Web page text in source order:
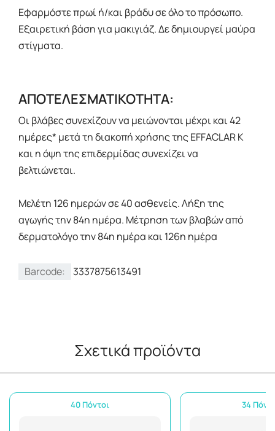
Εφαρμόστε πρωί ή/και βράδυ σε όλο το πρόσωπο.
Εξαιρετική βάση για μακιγιάζ. Δε δημιουργεί μαύρα
στίγματα.
ΑΠΟΤΕΛΕΣΜΑΤΙΚΟΤΗΤΑ:
Οι βλάβες συνεχίζουν να μειώνονται μέχρι και 42
ημέρες* μετά τη διακοπή χρήσης της EFFACLAR K
και η όψη της επιδερμίδας συνεχίζει να
βελτιώνεται.
Μελέτη 126 ημερών σε 40 ασθενείς. Λήξη της
αγωγής την 84η ημέρα. Μέτρηση των βλαβών από
δερματολόγο την 84η ημέρα και 126η ημέρα
Barcode: 3337875613491
Σχετικά προϊόντα
40 Πόντοι 34